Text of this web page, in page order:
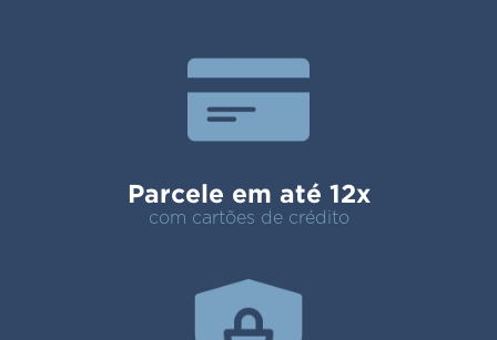
Parcele em até 12x
com cartões de crédito